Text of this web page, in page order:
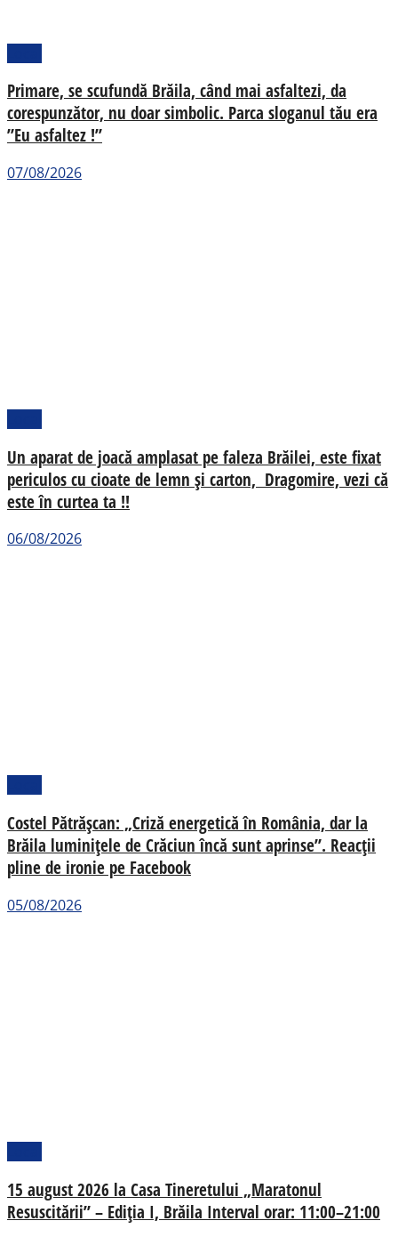
Primare, se scufundă Brăila, când mai asfaltezi, da
corespunzător, nu doar simbolic. Parca sloganul tău era
”Eu asfaltez !”
07/08/2026
Un aparat de joacă amplasat pe faleza Brăilei, este fixat
periculos cu cioate de lemn și carton, Dragomire, vezi că
este în curtea ta !!
06/08/2026
Costel Pătrășcan: „Criză energetică în România, dar la
Brăila luminițele de Crăciun încă sunt aprinse”. Reacții
pline de ironie pe Facebook
05/08/2026
15 august 2026 la Casa Tineretului „Maratonul
Resuscitării” – Ediția I, Brăila Interval orar: 11:00–21:00